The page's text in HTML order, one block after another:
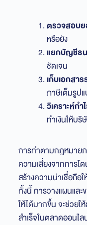
ตรวจสอบ
หรือยัง
แยกบัญชีธ
ชัดเจน
เก็บเอกสา
ภาษีเต็มรูป
วิเคราะห์ก
ทำเงินให้บริ
การทำตามกฎหมาย
ความเสี่ยงจากการโ
สร้างความน่าเชื่อถือ
ทั้งนี้ การวางแผนแล
ให้ได้มากขึ้น จะช่วย
สำเร็จในตลาดออนไ